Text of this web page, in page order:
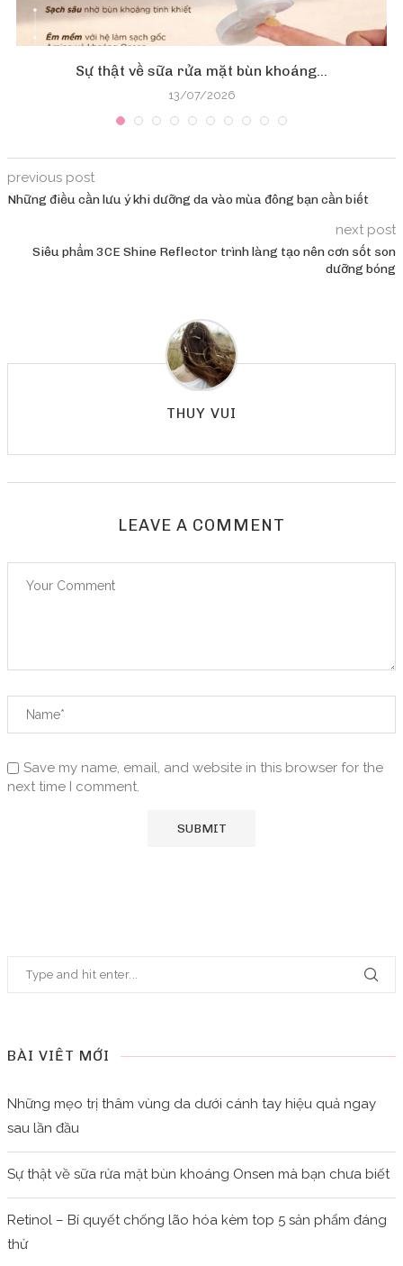
Sự thật về sữa rửa mặt bùn khoáng...
13/07/2026
previous post
Những điều cần lưu ý khi dưỡng da vào mùa đông bạn cần biết
next post
Siêu phẩm 3CE Shine Reflector trình làng tạo nên cơn sốt son
dưỡng bóng
THUY VUI
LEAVE A COMMENT
Save my name, email, and website in this browser for the
next time I comment.
BÀI VIẾT MỚI
Những mẹo trị thâm vùng da dưới cánh tay hiệu quả ngay
sau lần đầu
Sự thật về sữa rửa mặt bùn khoáng Onsen mà bạn chưa biết
Retinol – Bí quyết chống lão hóa kèm top 5 sản phẩm đáng
thử